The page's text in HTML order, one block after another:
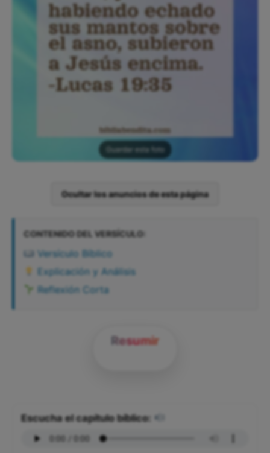
Guardar esta foto
Ocultar los anuncios de esta página
CONTENIDO DEL VERSÍCULO:
Versículo Bíblico
Explicación y Análisis
Reflexión Corta
Resumir
Escucha el capítulo bíblico: